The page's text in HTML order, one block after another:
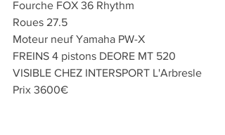
Fourche FOX 36 Rhythm
Roues 27.5
Moteur neuf Yamaha PW-X
FREINS 4 pistons DEORE MT 520
VISIBLE CHEZ INTERSPORT L'Arbresle
Prix 3600€